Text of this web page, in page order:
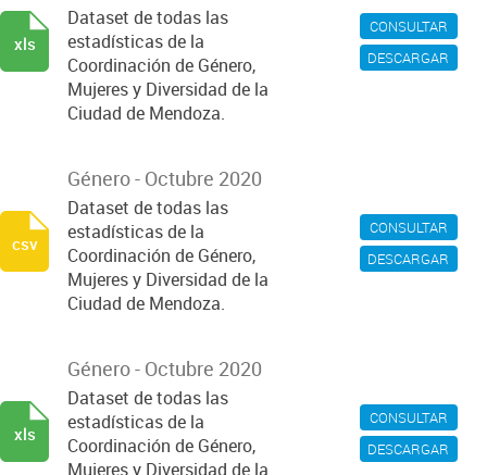
CONSULTAR
DESCARGAR
Dataset de todas las
estadísticas de la
Coordinación de Género,
Mujeres y Diversidad de la
Ciudad de Mendoza.
xls
CONSULTAR
DESCARGAR
Género - Octubre 2020
Dataset de todas las
estadísticas de la
Coordinación de Género,
Mujeres y Diversidad de la
Ciudad de Mendoza.
csv
CONSULTAR
DESCARGAR
Género - Octubre 2020
Dataset de todas las
estadísticas de la
Coordinación de Género,
Mujeres y Diversidad de la
xls